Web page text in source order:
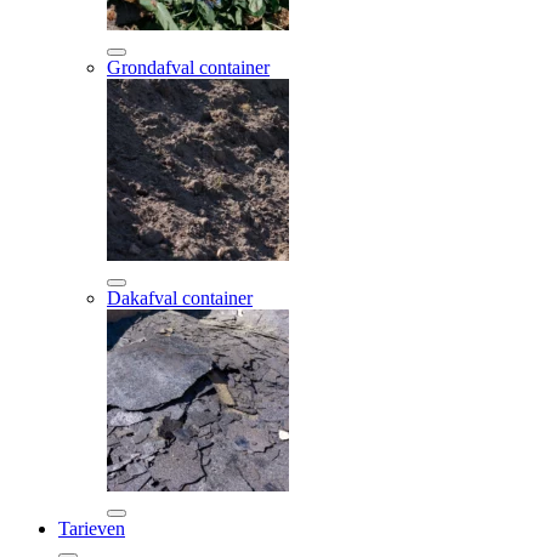
Grondafval container
Dakafval container
Tarieven